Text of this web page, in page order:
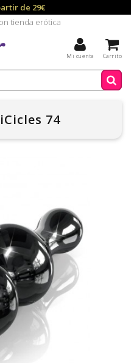
de 29€
tienda erótica
Carrito
Mi cuenta
74